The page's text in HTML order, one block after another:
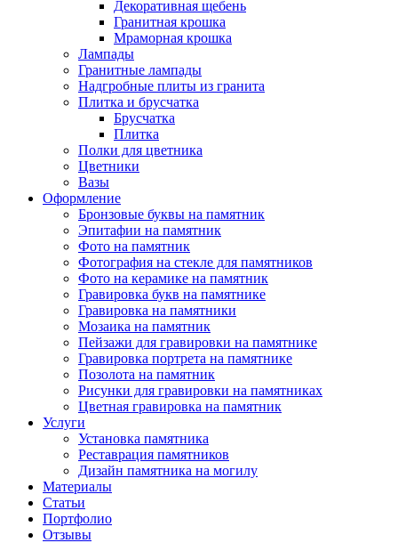
Декоративная щебень
Гранитная крошка
Мраморная крошка
Лампады
Гранитные лампады
Надгробные плиты из гранита
Плитка и брусчатка
Брусчатка
Плитка
Полки для цветника
Цветники
Вазы
Оформление
Бронзовые буквы на памятник
Эпитафии на памятник
Фото на памятник
Фотография на стекле для памятников
Фото на керамике на памятник
Гравировка букв на памятнике
Гравировка на памятники
Мозаика на памятник
Пейзажи для гравировки на памятнике
Гравировка портрета на памятнике
Позолота на памятник
Рисунки для гравировки на памятниках
Цветная гравировка на памятник
Услуги
Установка памятника
Реставрация памятников
Дизайн памятника на могилу
Материалы
Статьи
Портфолио
Отзывы